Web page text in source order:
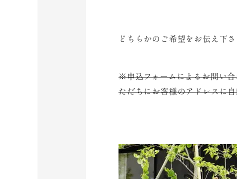
どちらかのご希望をお伝え下さ
※申込フォームによるお問い
ただちにお客様のアドレスに